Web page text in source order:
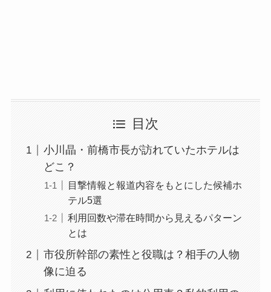
目次
小川晶・前橋市長が訪れていたホテルは
どこ？
目撃情報と報道内容をもとにした候補ホ
テル5選
利用回数や滞在時間から見えるパターン
とは
市役所幹部の素性と役職は？相手の人物
像に迫る